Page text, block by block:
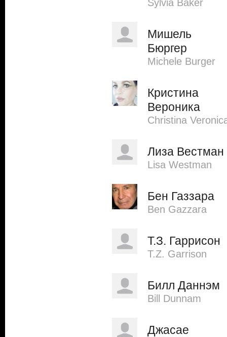
Sylvia Baker
Мишель
Бюргер
Michele Burger
Кристина
Вероника
Christina
Лиза Вестман
Lisa Westman
Бен Газзара
Ben Gazzara
Т.З. Гаррисон
T.Z. Garrison
Билл Даннэм
Bill Dunnam
Джасае